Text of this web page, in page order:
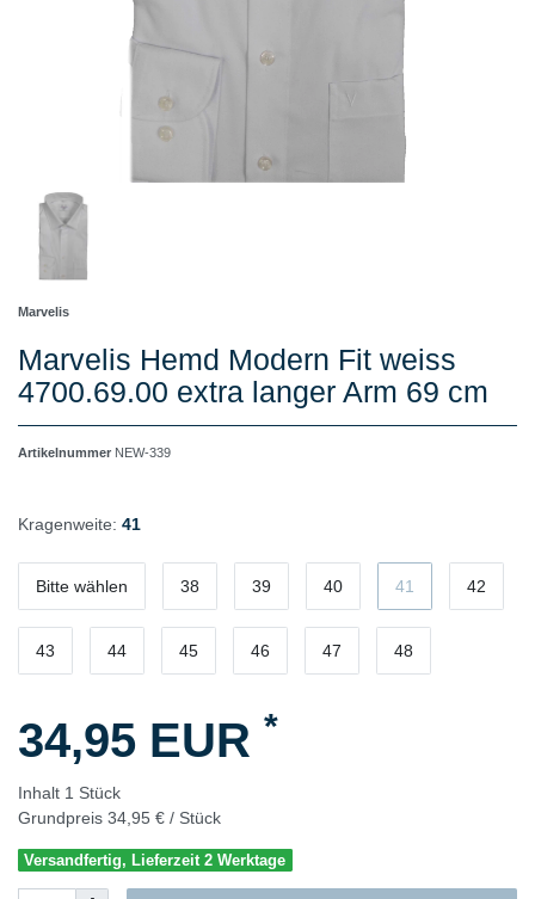
Marvelis
Marvelis Hemd Modern Fit weiss
4700.69.00 extra langer Arm 69 cm
Artikelnummer NEW-339
Kragenweite: 41
Bitte wählen 38 39 40 41 42
43 44 45 46 47 48
34,95 EUR *
Inhalt 1 Stück
Grundpreis 34,95 € / Stück
Versandfertig, Lieferzeit 2 Werktage